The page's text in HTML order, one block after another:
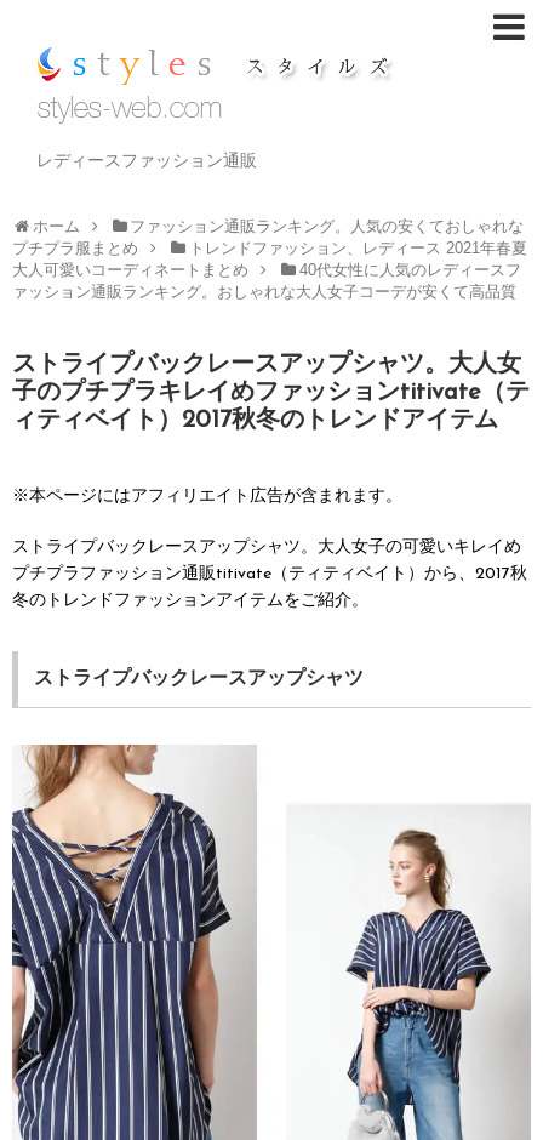
レディースファッション通販
ホーム
ファッション通販ランキング。人気の安くておしゃれな
プチプラ服まとめ
トレンドファッション、レディース 2021年春夏
大人可愛いコーディネートまとめ
40代女性に人気のレディースフ
ァッション通販ランキング。おしゃれな大人女子コーデが安くて高品質
ストライプバックレースアップシャツ。大人女
子のプチプラキレイめファッションtitivate（テ
ィティベイト）2017秋冬のトレンドアイテム
※本ページにはアフィリエイト広告が含まれます。
ストライプバックレースアップシャツ。大人女子の可愛いキレイめ
プチプラファッション通販titivate（ティティベイト）から、2017秋
冬のトレンドファッションアイテムをご紹介。
ストライプバックレースアップシャツ